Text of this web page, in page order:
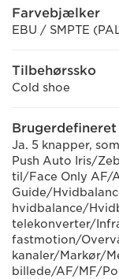
Farvebjælker
EBU / SMPTE
Tilbehørssko
Cold shoe
Ja. 5 knapper,
Push Auto Iris/
til/Face Only AF/
Guide/
hvidbalance/
telekonverter/
fastmotion/
kanaler/Markør/
billede/AF/MF/